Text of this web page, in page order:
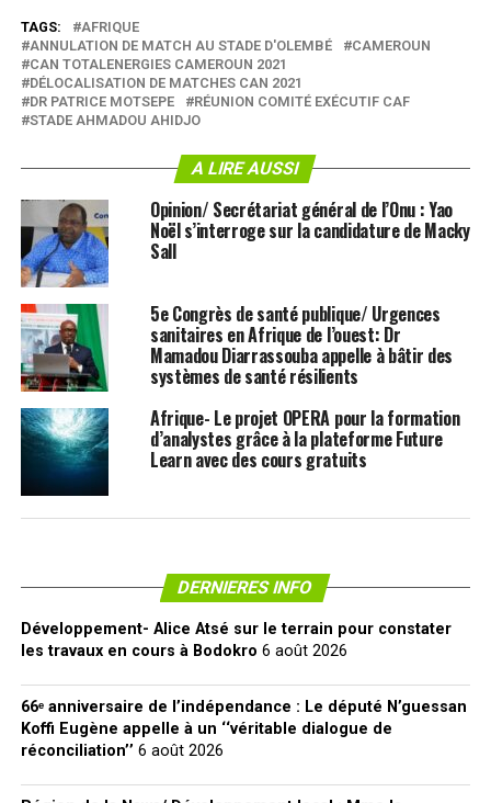
TAGS:
AFRIQUE
ANNULATION DE MATCH AU STADE D'OLEMBÉ
CAMEROUN
CAN TOTALENERGIES CAMEROUN 2021
DÉLOCALISATION DE MATCHES CAN 2021
DR PATRICE MOTSEPE
RÉUNION COMITÉ EXÉCUTIF CAF
STADE AHMADOU AHIDJO
A LIRE AUSSI
Opinion/ Secrétariat général de l’Onu : Yao
Noël s’interroge sur la candidature de Macky
Sall
5e Congrès de santé publique/ Urgences
sanitaires en Afrique de l’ouest: Dr
Mamadou Diarrassouba appelle à bâtir des
systèmes de santé résilients
Afrique- Le projet OPERA pour la formation
d’analystes grâce à la plateforme Future
Learn avec des cours gratuits
DERNIERES INFO
Développement- Alice Atsé sur le terrain pour constater
les travaux en cours à Bodokro 6 août 2026
66ᵉ anniversaire de l’indépendance : Le député N’guessan
Koffi Eugène appelle à un ‘‘véritable dialogue de
réconciliation’’ 6 août 2026